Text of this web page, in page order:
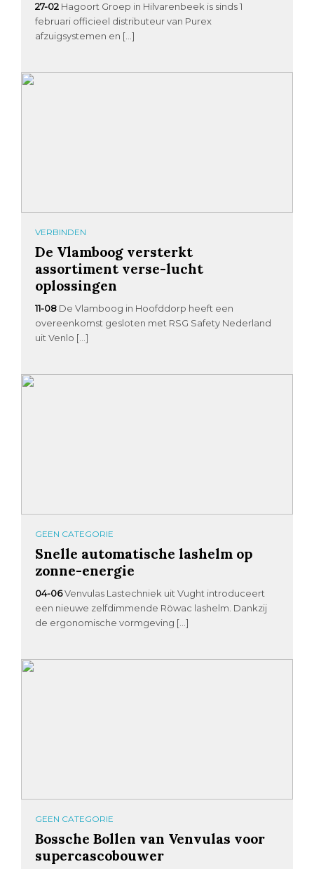
27-02 Hagoort Groep in Hilvarenbeek is sinds 1
februari officieel distributeur van Purex
afzuigsystemen en […]
VERBINDEN
De Vlamboog versterkt
assortiment verse-lucht
oplossingen
11-08 De Vlamboog in Hoofddorp heeft een
overeenkomst gesloten met RSG Safety Nederland
uit Venlo […]
GEEN CATEGORIE
Snelle automatische lashelm op
zonne-energie
04-06Venvulas Lastechniek uit Vught introduceert
een nieuwe zelfdimmende Röwac lashelm. Dankzij
de ergonomische vormgeving […]
GEEN CATEGORIE
Bossche Bollen van Venvulas voor
supercascobouwer